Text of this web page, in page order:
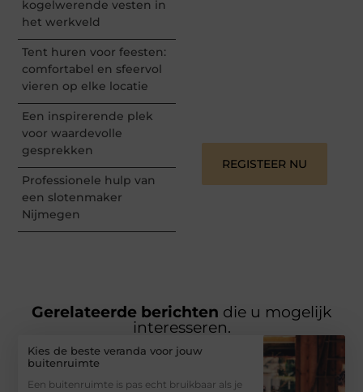
kogelwerende vesten in
het werkveld
Tent huren voor feesten:
comfortabel en sfeervol
vieren op elke locatie
Een inspirerende plek
voor waardevolle
gesprekken
Professionele hulp van
een slotenmaker
Nijmegen
REGISTEER NU
Gerelateerde berichten die u mogelijk
interesseren.
Kies de beste veranda voor jouw
buitenruimte
Een buitenruimte is pas echt bruikbaar als je